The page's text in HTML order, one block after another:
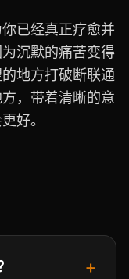
已经真正疗愈并
沉默的痛苦变得
地方打破断联通
，带着清晰的意
好。
+